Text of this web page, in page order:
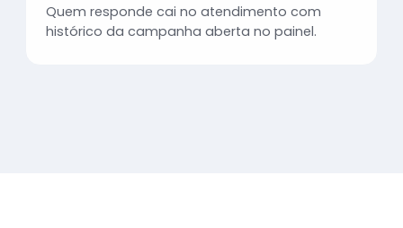
Quem responde cai no atendimento com
histórico da campanha aberta no painel.